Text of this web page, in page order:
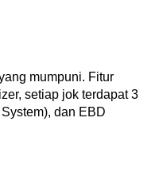
mumpuni. Fitur
setiap jok terdapat 3
dan EBD